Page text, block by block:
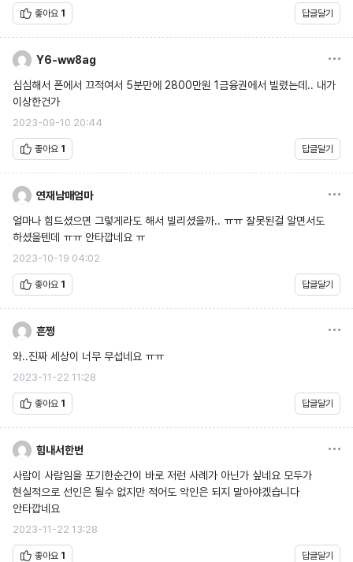
좋아요 1 답글달기
Y6-ww8ag
심심해서 폰에서 끄적여서 5분만에 2800만원 1금융권에서 빌렸는데.. 내가
이상한건가
2023-09-10 20:44
좋아요 1 답글달기
연재남매엄마
얼마나 힘드셨으면 그렇게라도 해서 빌리셨을까.. ㅠㅠ 잘못된걸 알면서도
하셨을텐데 ㅠㅠ 안타깝네요 ㅠ
2023-10-19 04:02
좋아요 1 답글달기
흔쩡
와..진짜 세상이 너무 무섭네요 ㅠㅠ
2023-11-22 11:28
좋아요 1 답글달기
힘내서한번
사람이 사람임을 포기한순간이 바로 저런 사례가 아닌가 싶네요 모두가
현실적으로 선인은 될수 없지만 적어도 악인은 되지 말아야겠습니다
안타깝네요
2023-11-22 13:28
좋아요 1 답글달기